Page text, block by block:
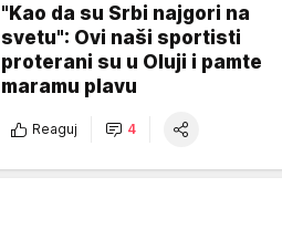
"Kao da su Srbi najgori na
svetu": Ovi naši sportisti
proterani su u Oluji i pamte
maramu plavu
Reaguj 4